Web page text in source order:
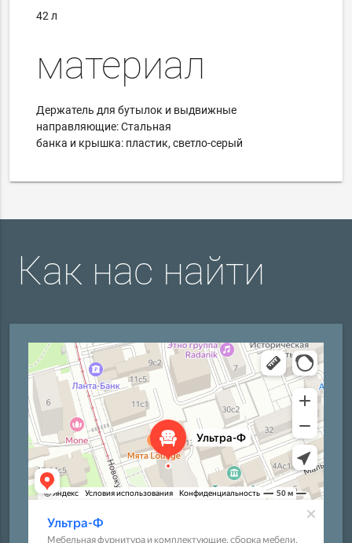
42 л
материал
Держатель для бутылок и выдвижные
направляющие: Стальная
банка и крышка: пластик, светло-серый
Как нас найти